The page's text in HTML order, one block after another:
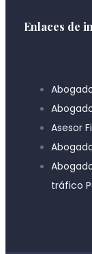
Enlaces de
Asesor
tráfico